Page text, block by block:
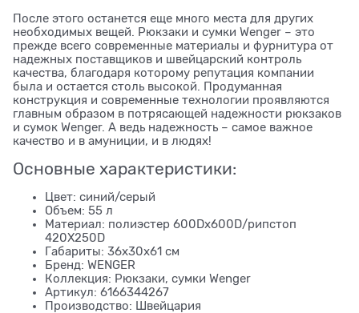
После этого останется еще много места для других
необходимых вещей. Рюкзаки и сумки Wenger – это
прежде всего современные материалы и фурнитура от
надежных поставщиков и швейцарский контроль
качества, благодаря которому репутация компании
была и остается столь высокой. Продуманная
конструкция и современные технологии проявляются
главным образом в потрясающей надежности рюкзаков
и сумок Wenger. А ведь надежность – самое важное
качество и в амуниции, и в людях!
Основные характеристики:
Цвет: синий/серый
Объем: 55 л
Материал: полиэстер 600Dx600D/рипстоп
420X250D
Габариты: 36x30x61 см
Бренд: WENGER
Коллекция: Рюкзаки, сумки Wenger
Артикул: 6166344267
Производство: Швейцария